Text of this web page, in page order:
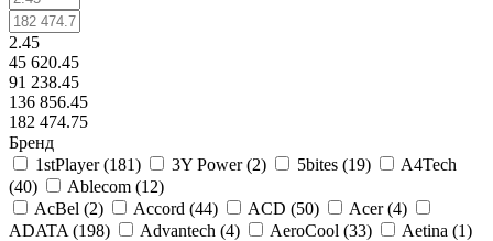
2.45
45 620.45
91 238.45
136 856.45
182 474.75
Бренд
1stPlayer (181) 3Y Power (2) 5bites (19)
A4Tech
(40) Ablecom (12)
AcBel (2) Accord (44) ACD (50) Acer (4)
ADATA (198) Advantech (4) AeroCool (33) Aetina (1)